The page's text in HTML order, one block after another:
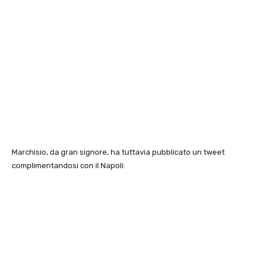
Marchisio, da gran signore, ha tuttavia pubblicato un tweet
complimentandosi con il Napoli: